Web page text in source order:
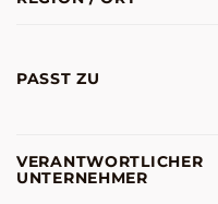
PASST ZU
VERANTWORTLICHER
UNTERNEHMER